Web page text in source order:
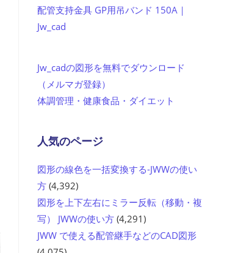
配管支持金具 GP用吊バンド 150A｜
Jw_cad
Jw_cadの図形を無料でダウンロード
（メルマガ登録）
体調管理・健康食品・ダイエット
人気のページ
図形の線色を一括変換する-JWWの使い
方 (4,392)
図形を上下左右にミラー反転（移動・複
写） JWWの使い方 (4,291)
JWW で使える配管継手などのCAD図形